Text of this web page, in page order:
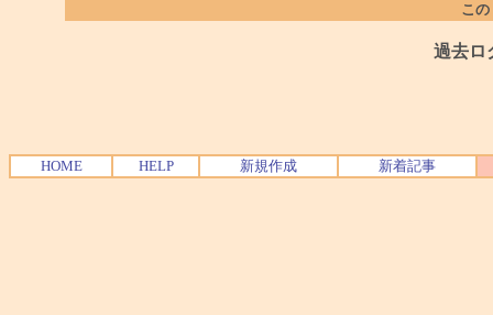
こ
過去ロ
HOME HELP 新規作成 新着記事